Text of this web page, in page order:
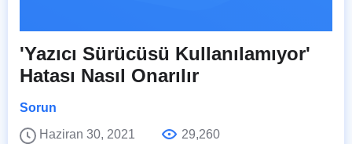
'Yazıcı Sürücüsü Kullanılamıyor'
Hatası Nasıl Onarılır
Sorun
Haziran 30, 2021
29,260